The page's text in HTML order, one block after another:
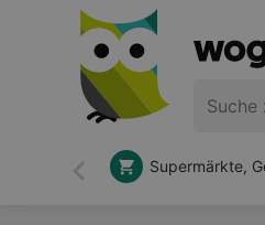
Zurück
Supermärkte,